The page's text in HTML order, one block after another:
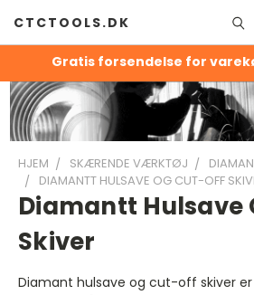
Gratis forsendelse for
CTCTOOLS.DK
HJEM SKÆRENDE VÆRKTØJ
DIAMANTT HULSAVE OG CUT-OFF
Diamantt Hulsave
Skiver
Diamant hulsave og cut-off skiver